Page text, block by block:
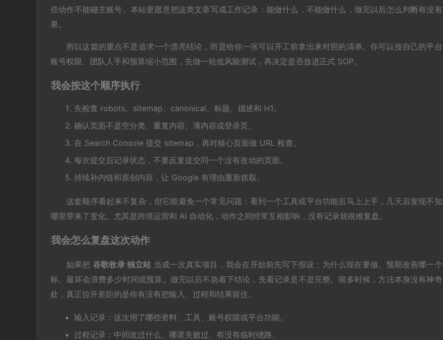
些动作不能碰主账号。本站更愿意把这类文章写成工作记录：能做什么，不能做什么，做完以后怎么判断有没
果。
所以这篇的重点不是追求一个漂亮结论，而是给你一张可以开工前拿出来对照的清单。你可以按自己的平
账号权限、团队人手和预算缩小范围，先做一轮低风险测试，再决定是否放进正式 SOP。
我会按这个顺序执行
先检查 robots、sitemap、canonical、标题、描述和 H1。
确认页面不是空分类、重复内容、薄内容或登录页。
在 Search Console 提交 sitemap，再对核心页面做 URL 检查。
每次提交后记录状态，不要反复提交同一个没有改动的页面。
持续补内链和原创内容，让 Google 有理由重新抓取。
这套顺序看起来不复杂，但它能避免一个常见问题：看到一个工具或平台功能后马上上手，几天后发现不
哪里带来了变化。尤其是跨境运营和 AI 自动化，动作之间经常互相影响，没有记录就很难复盘。
我会怎么复盘这次动作
如果把 谷歌收录 独立站 当成一次真实项目，我会在开始前先写下假设：为什么现在要做、预期改善哪一
标、最坏会浪费多少时间或预算。做完以后不急着下结论，先看记录是不是完整。很多时候，方法本身没有神
处，真正拉开差距的是你有没有把输入、过程和结果留住。
输入记录：这次用了哪些资料、工具、账号权限或平台功能。
过程记录：中间改过什么、哪里失败过、有没有临时绕路。